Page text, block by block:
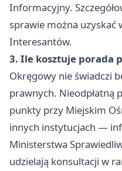
Informacyjny.
sprawie można uzyskać
Interesantów.
3. Ile kosztuje porada
Okręgowy nie świadczi
prawnych. Nieodpłatną
punkty przy Miejskim
innych instytucjach —
Ministerstwa
udzielają konsultacji w